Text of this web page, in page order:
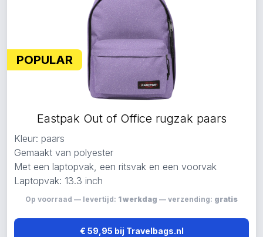
POPULAR
Eastpak Out of Office rugzak paars
Kleur: paars
Gemaakt van polyester
Met een laptopvak, een ritsvak en een voorvak
Laptopvak: 13.3 inch
Op voorraad — levertijd: 1 werkdag — verzending: gratis
€ 59,95 bij Travelbags.nl